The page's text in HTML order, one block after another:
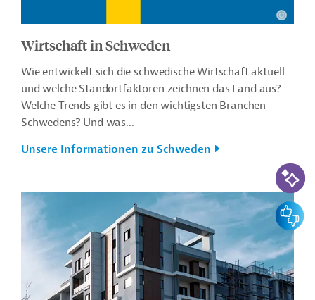
Wirtschaft in Schweden
Wie entwickelt sich die schwedische Wirtschaft aktuell
und welche Standortfaktoren zeichnen das Land aus?
Welche Trends gibt es in den wichtigsten Branchen
Schwedens? Und was...
Unsere Informationen zu Schweden
KI-